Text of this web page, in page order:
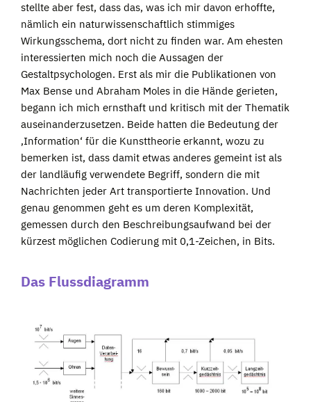
stellte aber fest, dass das, was ich mir davon erhoffte,
nämlich ein naturwissenschaftlich stimmiges
Wirkungsschema, dort nicht zu finden war. Am ehesten
interessierten mich noch die Aussagen der
Gestaltpsychologen. Erst als mir die Publikationen von
Max Bense und Abraham Moles in die Hände gerieten,
begann ich mich ernsthaft und kritisch mit der Thematik
auseinanderzusetzen. Beide hatten die Bedeutung der
‚Information‘ für die Kunsttheorie erkannt, wozu zu
bemerken ist, dass damit etwas anderes gemeint ist als
der landläufig verwendete Begriff, sondern die mit
Nachrichten jeder Art transportierte Innovation. Und
genau genommen geht es um deren Komplexität,
gemessen durch den Beschreibungsaufwand bei der
kürzest möglichen Codierung mit 0,1-Zeichen, in Bits.
Das Flussdiagramm